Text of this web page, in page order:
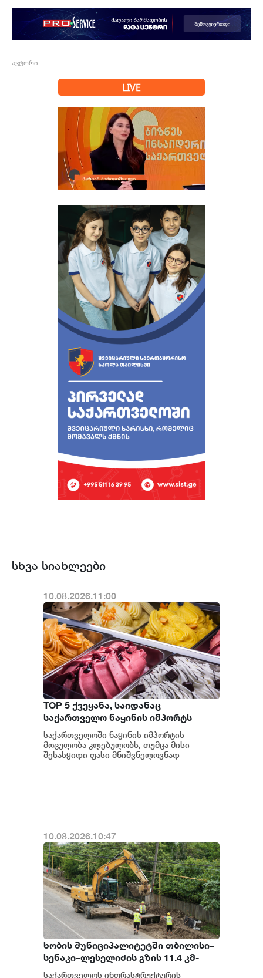
ავტორი
LIVE
სხვა სიახლეები
10.08.2026.11:00
TOP 5 ქვეყანა, საიდანაც
საქართველო ნაყინის იმპორტს
ახორციელებს
საქართველოში ნაყინის იმპორტის
მოცულობა კლებულობს, თუმცა მისი
შესასყიდი ფასი მნიშვნელოვნად
10.08.2026.10:47
ხობის მუნიციპალიტეტში თბილისი–
სენაკი–ლესელიძის გზის 11.4 კმ-
იანი მონაკვეთის პერიოდული
საქართველოს ინფრასტრუქტურის